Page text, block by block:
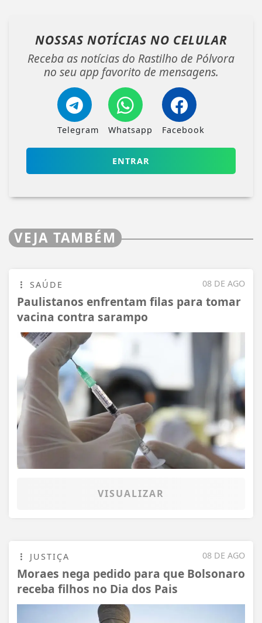
NOSSAS NOTÍCIAS NO CELULAR
Receba as notícias do Rastilho de Pólvora
no seu app favorito de mensagens.
Telegram Whatsapp Facebook
ENTRAR
VEJA TAMBÉM
08 DE AGO
SAÚDE
Paulistanos enfrentam filas para tomar
vacina contra sarampo
VISUALIZAR
08 DE AGO
JUSTIÇA
Moraes nega pedido para que Bolsonaro
receba filhos no Dia dos Pais